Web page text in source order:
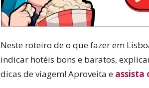
Neste roteiro de o que fazer em
indicar hotéis bons e baratos,
dicas de viagem! Aproveita e assista